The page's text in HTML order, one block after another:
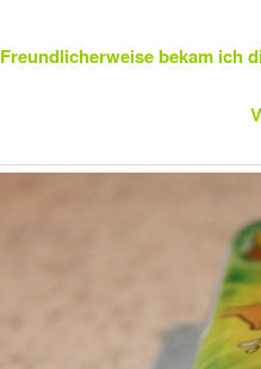
Freundlicherweise bekam ich